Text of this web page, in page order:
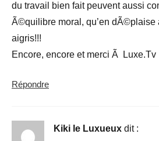
du travail bien fait peuvent aussi
Ã©quilibre moral, qu’en dÃ©plaise
aigris!!!
Encore, encore et merci Ã Luxe.Tv
Répondre
Kiki le Luxueux dit :